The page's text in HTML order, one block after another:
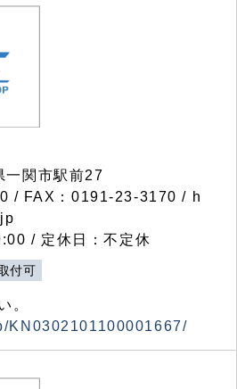
関市駅前27
/ FAX：0191-23-3170 / h
/ 定休日：不定休
付可
。
KN0302101100001667/